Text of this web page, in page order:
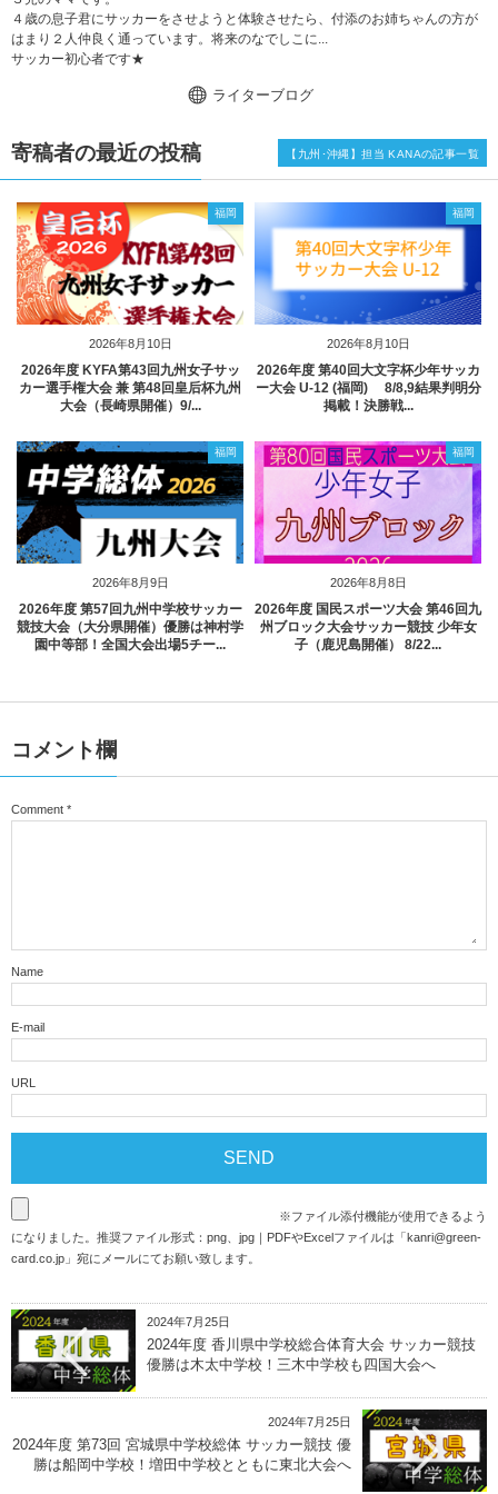
４歳の息子君にサッカーをさせようと体験させたら、付添のお姉ちゃんの方が
はまり２人仲良く通っています。将来のなでしこに...
サッカー初心者です★
ライターブログ
寄稿者の最近の投稿
2026年8月10日
福岡
2026年度 KYFA第43回九州女子サッ
カー選手権大会 兼 第48回皇后杯九州
大会（長崎県開催）9/...
2026年8月10日
福岡
2026年度 第40回大文字杯少年サッカ
ー大会 U-12 (福岡) 8/8,9結果判明分
掲載！決勝戦...
2026年8月9日
福岡
2026年度 第57回九州中学校サッカー
競技大会（大分県開催）優勝は神村学
園中等部！全国大会出場5チー...
2026年8月8日
福岡
2026年度 国民スポーツ大会 第46回九
州ブロック大会サッカー競技 少年女
子（鹿児島開催） 8/22...
【九州･沖縄】担当 KANAの記事一覧
コメント欄
Comment *
Name
E-mail
URL
※ファイル添付機能が使用できるよう
になりました。推奨ファイル形式：png、jpg｜PDFやExcelファイルは「kanri@green-
card.co.jp 」宛にメールにてお願い致します。
2024年7月25日
2024年度 香川県中学校総合体育大会 サッカー競技
優勝は木太中学校！三木中学校も四国大会へ
2024年7月25日
2024年度 第73回 宮城県中学校総体 サッカー競技 優
勝は船岡中学校！増田中学校とともに東北大会へ